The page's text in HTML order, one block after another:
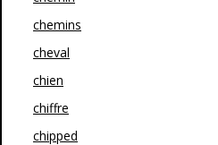
chemins
cheval
chien
chiffre
chipped